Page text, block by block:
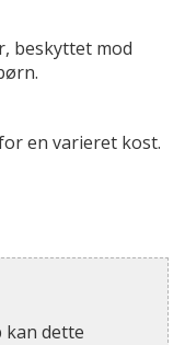
beskyttet mod
en varieret kost.
kan dette